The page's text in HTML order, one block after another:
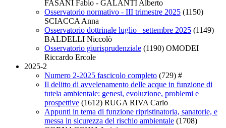
FASANI Fabio - GALANTI Alberto
Osservatorio normativo - III trimestre 2025 (1150)
SCIACCA Anna
Osservatorio dottrinale luglio– settembre 2025 (1149)
BALDELLI Niccolò
Osservatorio giurisprudenziale (1190) OMODEI
Riccardo Ercole
2025-2
Numero 2-2025 fascicolo completo (729) #
Il delitto di avvelenamento delle acque in funzione di
tutela ambientale: genesi, evoluzione, problemi e
prospettive (1612) RUGA RIVA Carlo
Appunti in tema di funzione ripristinatoria, sanatorie, e
messa in sicurezza del rischio ambientale (1708)